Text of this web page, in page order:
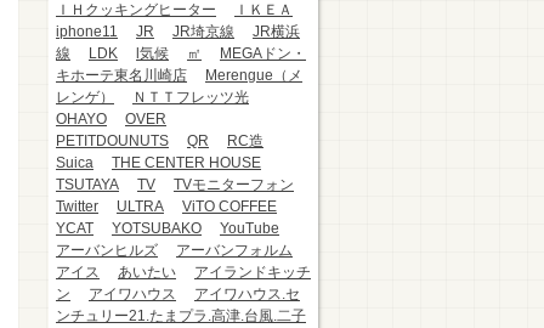
ＩＨクッキングヒーター
ＩＫＥＡ
iphone11
JR JR埼京線
JR横浜
線
LDK l気候 ㎡
MEGAドン・
キホーテ東名川崎店
Merengue（メ
レンゲ）
ＮＴＴフレッツ光
OHAYO
OVER
PETITDOUNUTS
QR
RC造
Suica
THE CENTER HOUSE
TSUTAYA
TV
TVモニターフォン
Twitter
ULTRA
ViTO COFFEE
YCAT
YOTSUBAKO
YouTube
アーバンヒルズ
アーバンフォルム
アイス
あいたい
アイランドキッチ
ン
アイワハウス
アイワハウス.セ
ンチュリー21.たまプラ.高津.台風.二子